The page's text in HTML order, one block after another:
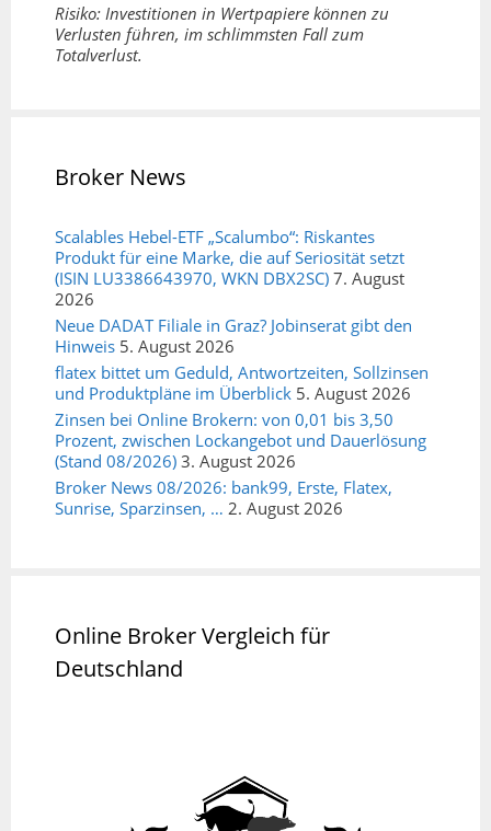
Risiko: Investitionen in Wertpapiere können zu
Verlusten führen, im schlimmsten Fall zum
Totalverlust.
Broker News
Scalables Hebel-ETF „Scalumbo“: Riskantes
Produkt für eine Marke, die auf Seriosität setzt
(ISIN LU3386643970, WKN DBX2SC) 7. August
2026
Neue DADAT Filiale in Graz? Jobinserat gibt den
Hinweis 5. August 2026
flatex bittet um Geduld, Antwortzeiten, Sollzinsen
und Produktpläne im Überblick 5. August 2026
Zinsen bei Online Brokern: von 0,01 bis 3,50
Prozent, zwischen Lockangebot und Dauerlösung
(Stand 08/2026) 3. August 2026
Broker News 08/2026: bank99, Erste, Flatex,
Sunrise, Sparzinsen, … 2. August 2026
Online Broker Vergleich für
Deutschland